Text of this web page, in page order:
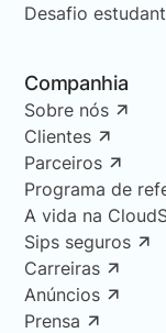
Desafio
Companhia
Sobre nós
Clientes
Parceiros
Programa de
A vida na
Sips seguros
Carreiras
Anúncios
Prensa